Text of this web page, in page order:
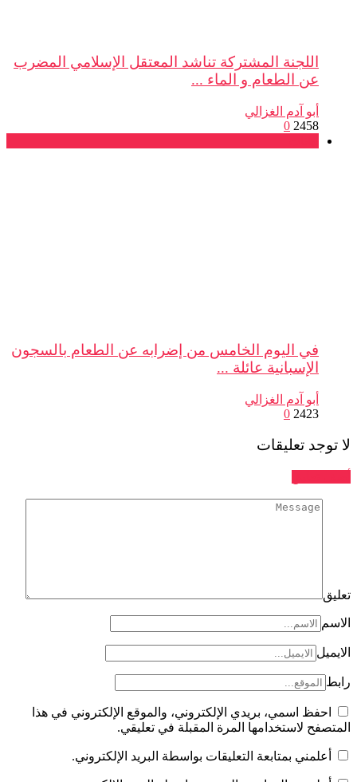
اللجنة المشتركة تناشد المعتقل الإسلامي المضرب
عن الطعام و الماء ...
أبو آدم الغزالي
2458
0
في اليوم الخامس من إضرابه عن الطعام بالسجون
الإسبانية عائلة ...
أبو آدم الغزالي
2423
0
لا توجد تعليقات
تعليق
الاسم
الايميل
رابط
احفظ اسمي، بريدي الإلكتروني، والموقع الإلكتروني في هذا
المتصفح لاستخدامها المرة المقبلة في تعليقي.
أعلمني بمتابعة التعليقات بواسطة البريد الإلكتروني.